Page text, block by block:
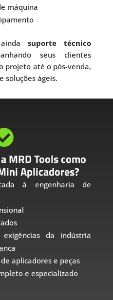
máquina
suporte técnico
seus clientes
projeto até o pós-venda,
soluções ágeis.
MRD Tools como
Aplicadores?
à engenharia de
da indústria
aplicadores e peças
e especializado